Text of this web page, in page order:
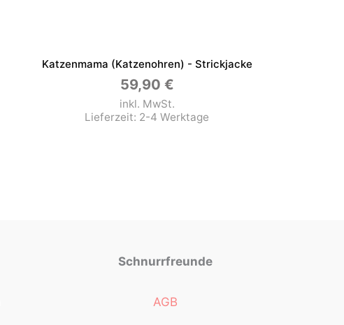
Katzenmama (Katzenohren) - Strickjacke
59,90 €
inkl. MwSt.
Lieferzeit: 2-4 Werktage
Schnurrfreunde
AGB